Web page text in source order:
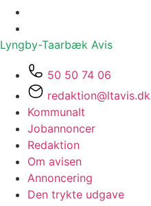
Lyngby-Taarbæk Avis
50 50 74 06
redaktion@ltavis.dk
Kommunalt
Jobannoncer
Redaktion
Om avisen
Annoncering
Den trykte udgave